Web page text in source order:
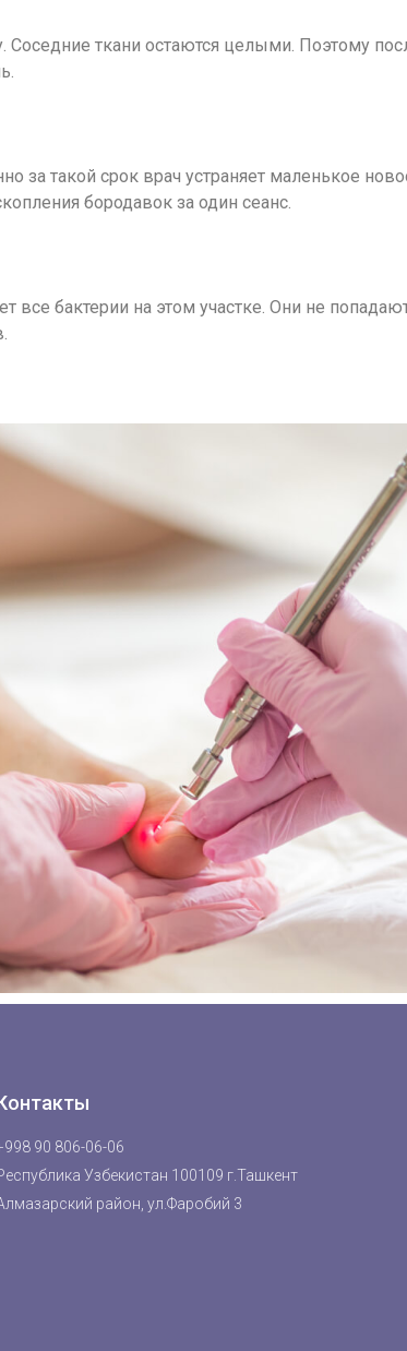
Соседние ткани остаются целыми. Поэтому
за такой срок врач устраняет маленькое
бородавок за один сеанс.
все бактерии на этом участке. Они не
90 806-06-06
Узбекистан 100109 г.Ташкент
район, ул.Фаробий 3